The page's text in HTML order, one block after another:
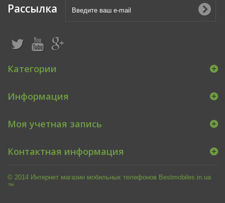
Рассылка
Категории
Информация
© 2014 Интернет магазин мобильных телефонов Bestmobiles.in.ua
™
Моя учетная запись
Контактная информация